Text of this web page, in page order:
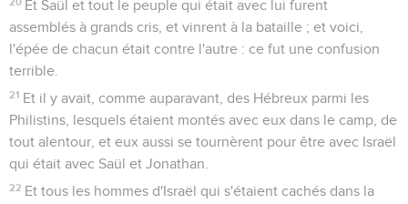
Et Saül et tout le peuple qui était avec lui furent
assemblés à grands cris, et vinrent à la bataille ; et voici,
l'épée de chacun était contre l'autre : ce fut une confusion
terrible.
21 Et il y avait, comme auparavant, des Hébreux parmi les
Philistins, lesquels étaient montés avec eux dans le camp, de
tout alentour, et eux aussi se tournèrent pour être avec Israël
qui était avec Saül et Jonathan.
22 Et tous les hommes d'Israël qui s'étaient cachés dans la